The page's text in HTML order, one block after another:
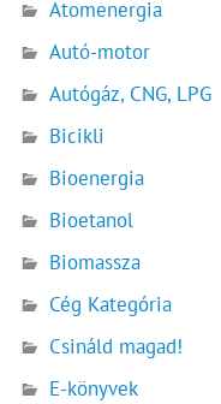
Atomenergia
Autó-motor
Autógáz, CNG, LPG
Bicikli
Bioenergia
Bioetanol
Biomassza
Cég Kategória
Csináld magad!
E-könyvek